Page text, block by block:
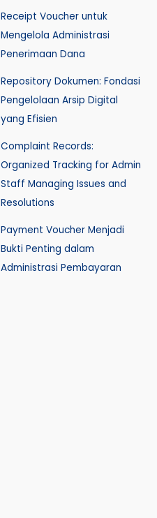
Receipt Voucher untuk
Mengelola Administrasi
Penerimaan Dana
Repository Dokumen: Fondasi
Pengelolaan Arsip Digital
yang Efisien
Complaint Records:
Organized Tracking for Admin
Staff Managing Issues and
Resolutions
Payment Voucher Menjadi
Bukti Penting dalam
Administrasi Pembayaran